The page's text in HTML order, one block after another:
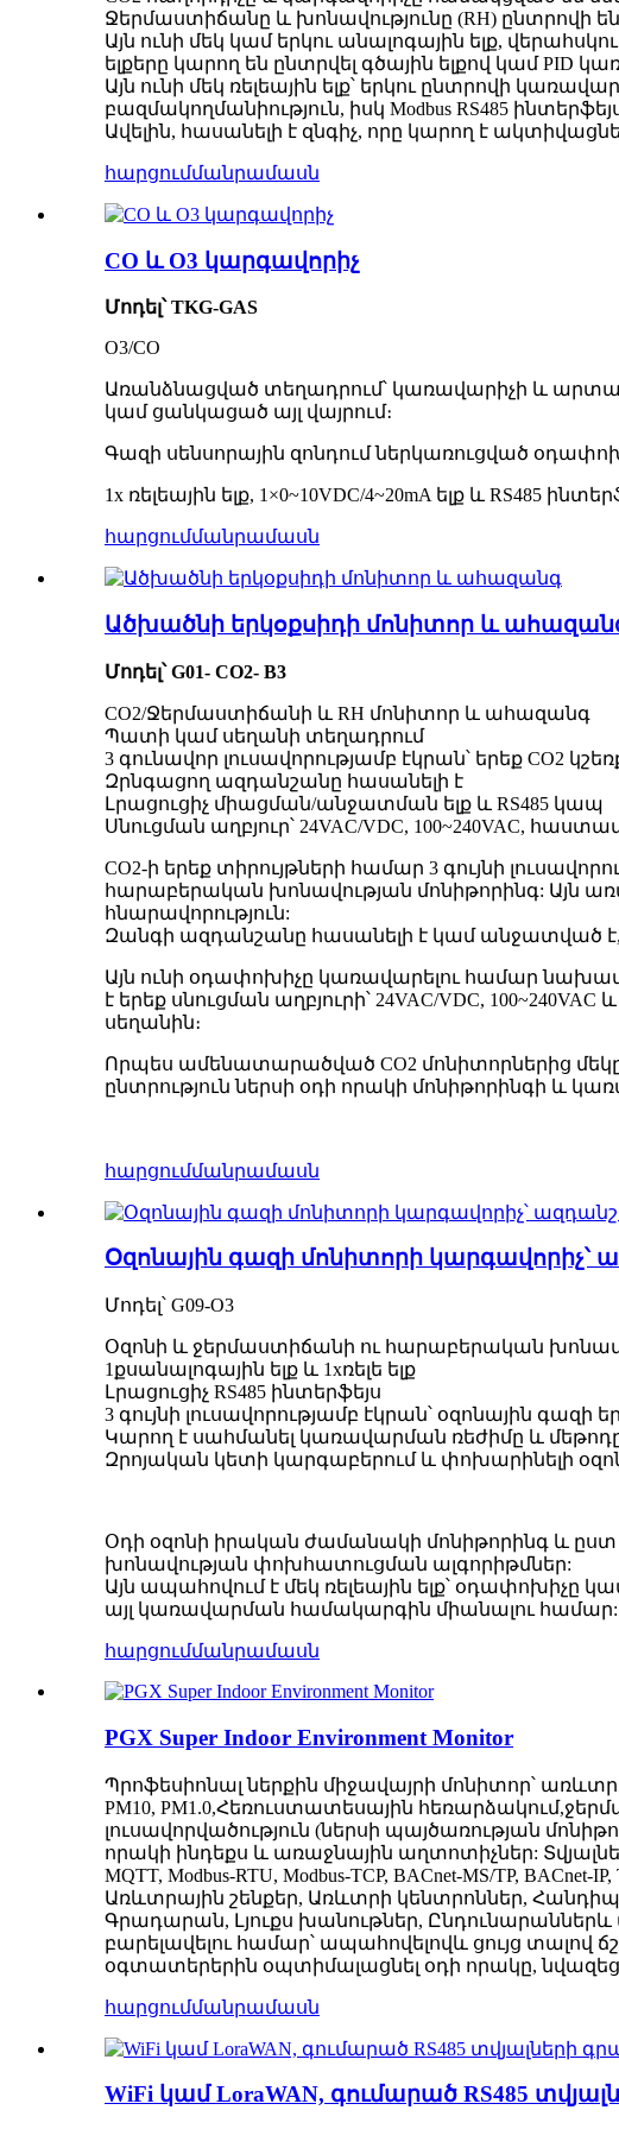
Ջերմաստիճանը և խոնավությունը (RH) ընտրովի
Այն ունի մեկ կամ երկու անալոգային ելք,
ելքերը կարող են ընտրվել գծային ելքով կամ PID
Այն ունի մեկ ռելեային ելք՝ երկու ընտրովի
բազմակողմանիություն, իսկ Modbus RS485
Ավելին, հասանելի է զնգիչ, որը կարող է
հարցումմանրամասն
CO և O3 կարգավորիչ
Մոդել՝ TKG-GAS
O3/CO
Առանձնացված տեղադրում՝ կառավարիչի և
կամ ցանկացած այլ վայրում։
Գազի սենսորային զոնդում ներկառուցված
1x ռելեային ելք, 1×0~10VDC/4~20mA ելք և RS485
հարցումմանրամասն
Ածխածնի երկօքսիդի մոնիտոր և
Մոդել՝ G01- CO2- B3
CO2/Ջերմաստիճանի և RH մոնիտոր և ահազանգ
Պատի կամ սեղանի տեղադրում
3 գունավոր լուսավորությամբ էկրան՝ երեք CO2
Զրնգացող ազդանշանը հասանելի է
Լրացուցիչ միացման/անջատման ելք և RS485 կապ
Սնուցման աղբյուր՝ 24VAC/VDC, 100~240VAC,
CO2-ի երեք տիրույթների համար 3 ​​գույնի
հարաբերական խոնավության մոնիթորինգ: Այն
հնարավորություն:
Զանգի ազդանշանը հասանելի է կամ անջատված է,
Այն ունի օդափոխիչը կառավարելու համար
է երեք սնուցման աղբյուրի՝ 24VAC/VDC,
սեղանին։
Որպես ամենատարածված CO2 մոնիտորներից
ընտրություն ներսի օդի որակի մոնիթորինգի և
հարցումմանրամասն
Օզոնային գազի մոնիտորի կարգավորիչ՝
Մոդել՝ G09-O3
Օզոնի և ջերմաստիճանի ու հարաբերական
1քսանալոգային ելք և 1xռելե ելք
Լրացուցիչ RS485 ինտերֆեյս
3 գույնի լուսավորությամբ էկրան՝ օզոնային գազի
Կարող է սահմանել կառավարման ռեժիմը և
Զրոյական կետի կարգաբերում և փոխարինելի
Օդի օզոնի իրական ժամանակի մոնիթորինգ և
խոնավության փոխհատուցման ալգորիթմներ:
Այն ապահովում է մեկ ռելեային ելք՝ օդափոխիչը
այլ կառավարման համակարգին միանալու համար:
հարցումմանրամասն
PGX Super Indoor Environment Monitor
Պրոֆեսիոնալ ներքին միջավայրի մոնիտոր՝
PM10, PM1.0,Հեռուստատեսային հեռարձակում,
լուսավորվածություն (ներսի պայծառության
որակի ինդեքս և առաջնային աղտոտիչներ:
MQTT, Modbus-RTU, Modbus-TCP, BACnet-MS/TP,
Առևտրային շենքեր, Առևտրի կենտրոններ,
Գրադարան, Լյուքս խանութներ, Ընդունարաններև
բարելավելու համար՝ ապահովելովև ցույց տալով
օգտատերերին օպտիմալացնել օդի որակը,
հարցումմանրամասն
WiFi կամ LoraWAN, գումարած RS485